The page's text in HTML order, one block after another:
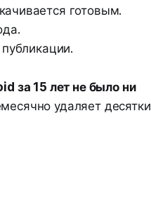
готовым.
за 15 лет не было ни
удаляет десятки